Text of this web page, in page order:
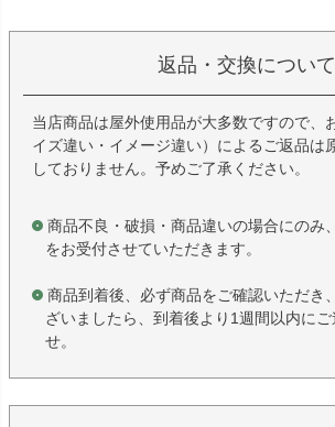
返品・交換について
当店商品は屋外使用品が大多数ですので、
イズ違い・イメージ違い）によるご返品は
しておりません。予めご了承ください。
商品不良・破損・商品違いの場合にのみ
をお受付させていただきます。
商品到着後、必ず商品をご確認いただき
ざいましたら、到着後より1週間以内にご
せ。